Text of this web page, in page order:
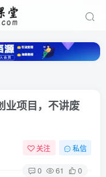
业项目，不讲废
关注 私信
0 61 0